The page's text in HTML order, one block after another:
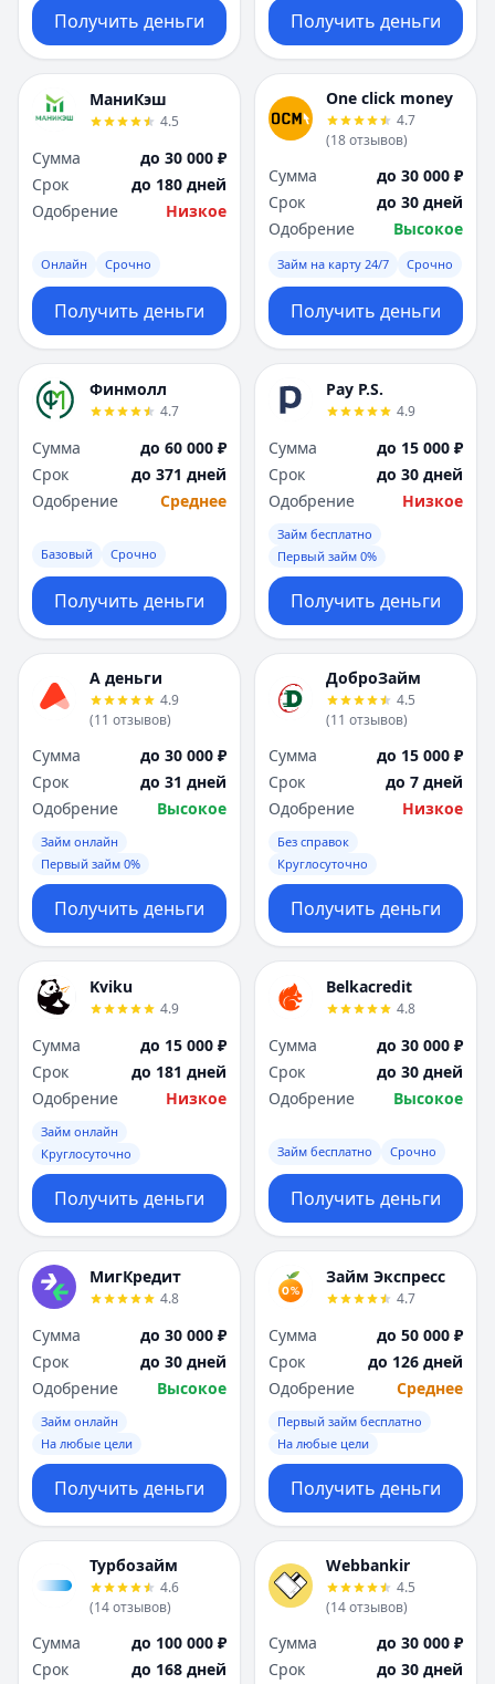
Получить деньги Получить деньги
МаниКэш
4.5
Сумма
до 30 000 ₽
Срок
до 180 дней
Одобрение
Низкое
Онлайн Срочно
Получить деньги
One click money
4.7
(18отзывов)
Сумма
до 30 000 ₽
Срок
до 30 дней
Одобрение
Высокое
Займ на карту 24/7 Срочно
Получить деньги
Финмолл
4.7
Сумма
до 60 000 ₽
Срок
до 371 дней
Одобрение
Среднее
Базовый Срочно
Получить деньги
Pay P.S.
4.9
Сумма
до 15 000 ₽
Срок
до 30 дней
Одобрение
Низкое
Займ бесплатно
Первый займ 0%
Получить деньги
А деньги
4.9
(11 отзывов)
Сумма
до 30 000 ₽
Срок
до 31 дней
Одобрение
Высокое
Займ онлайн
Первый займ 0%
Получить деньги
ДоброЗайм
4.5
(11 отзывов)
Сумма
до 15 000 ₽
Срок
до 7 дней
Одобрение
Низкое
Без справок
Круглосуточно
Получить деньги
Kviku
4.9
Сумма
до 15 000 ₽
Срок
до 181 дней
Одобрение
Низкое
Займ онлайн
Круглосуточно
Получить деньги
Belkacredit
4.8
Сумма
до 30 000 ₽
Срок
до 30 дней
Одобрение
Высокое
Займ бесплатно Срочно
Получить деньги
МигКредит
4.8
Сумма
до 30 000 ₽
Срок
до 30 дней
Одобрение
Высокое
Займ онлайн
На любые цели
Получить деньги
Займ Экспресс
4.7
Сумма
до 50 000 ₽
Срок
до 126 дней
Одобрение
Среднее
Первый займ бесплатно
На любые цели
Получить деньги
Турбозайм
4.6
(14отзывов)
Сумма
до 100 000 ₽
Срок
до 168 дней
Webbankir
4.5
(14отзывов)
Сумма
до 30 000 ₽
Срок
до 30 дней